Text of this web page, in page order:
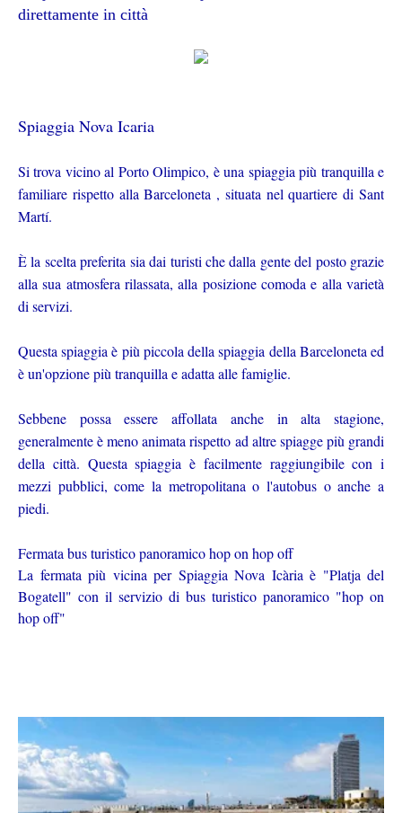
direttamente in città
Spiaggia Nova Icaria
Si trova vicino al Porto Olimpico, è una spiaggia più tranquilla e
familiare rispetto alla Barceloneta , situata nel quartiere di Sant
Martí.
È la scelta preferita sia dai turisti che dalla gente del posto grazie
alla sua atmosfera rilassata, alla posizione comoda e alla varietà
di servizi.
Questa spiaggia è più piccola della spiaggia della Barceloneta ed
è un'opzione più tranquilla e adatta alle famiglie.
Sebbene possa essere affollata anche in alta stagione,
generalmente è meno animata rispetto ad altre spiagge più grandi
della città. Questa spiaggia è facilmente raggiungibile con i
mezzi pubblici, come la metropolitana o l'autobus o anche a
piedi.
Fermata bus turistico panoramico hop on hop off
La fermata più vicina per Spiaggia Nova Icària è "Platja del
Bogatell" con il servizio di bus turistico panoramico "hop on
hop off"